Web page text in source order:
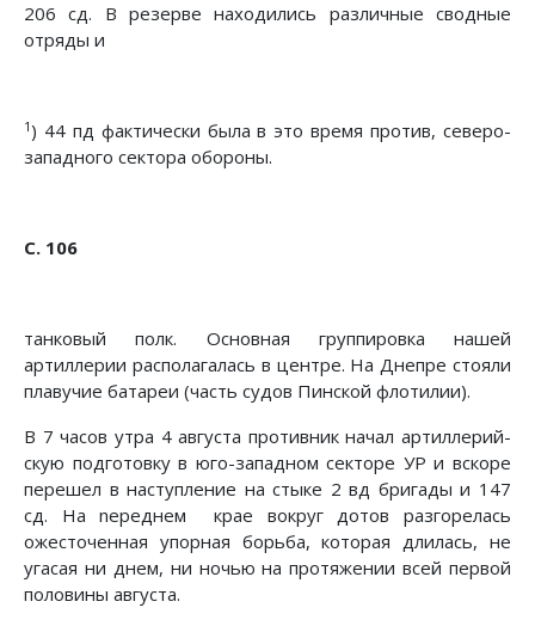
206 сд. В резерве находились различные сводные
отряды и
1) 44 пд фактически была в это время против, северо-
западного сек­тора обороны.
С. 106
танковый полк. Основная группировка нашей
артиллерии располагалась в центре. На Днепре стояли
плавучие батареи (часть судов Пинской флотилии).
В 7 часов утра 4 августа противник начал артиллерий­
скую подготовку в юго-западном секторе УР и вскоре
пере­шел в наступление на стыке 2 вд бригады и 147
сд. На neреднем крае вокруг дотов разгорелась
ожесточенная упорная борьба, которая длилась, не
угасая ни днем, ни ночью на протяжении всей первой
половины августа.